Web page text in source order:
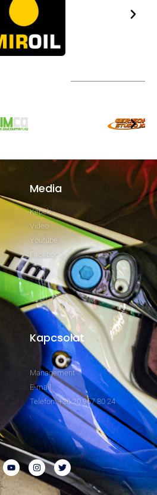
Media
Képek
Video
Youtube
Facebook
Kapcsolat
Management
E-mail
Telefon: +36 20 967 80 24